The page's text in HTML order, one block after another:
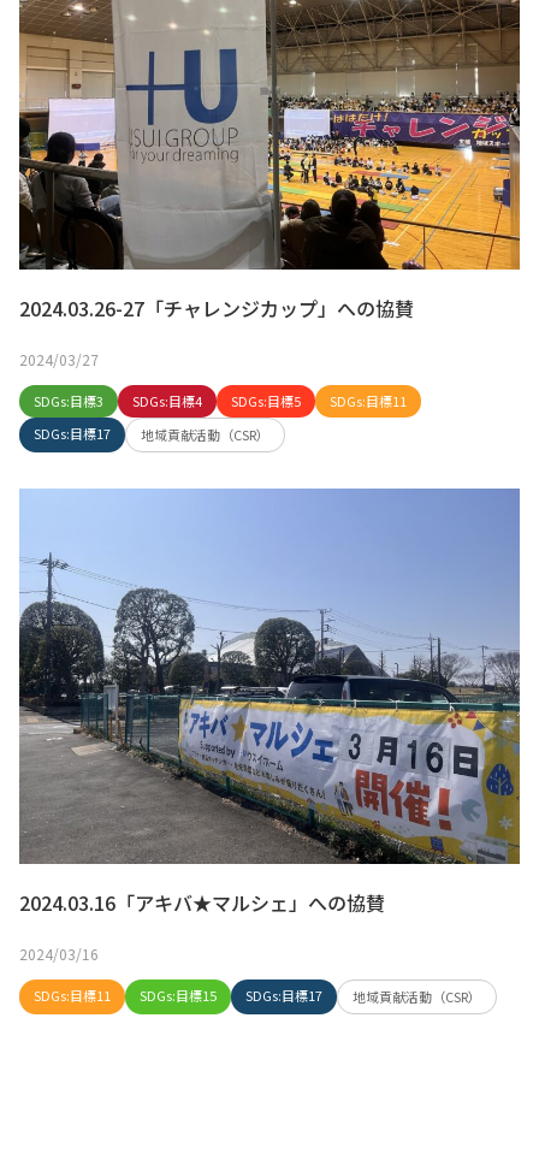
2024.03.26-27「チャレンジカップ」への協賛
2024/03/27
SDGs:目標3 SDGs:目標4 SDGs:目標5
SDGs:目標11
SDGs:目標17
地域貢献活動（CSR）
2024.03.16「アキバ★マルシェ」への協賛
2024/03/16
SDGs:目標11 SDGs:目標15 SDGs:目標17 地域貢献活動（CSR）